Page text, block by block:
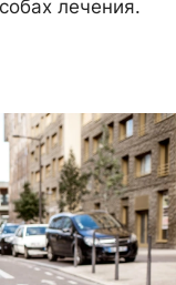
лечения.